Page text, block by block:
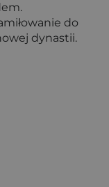
do
dynastii.